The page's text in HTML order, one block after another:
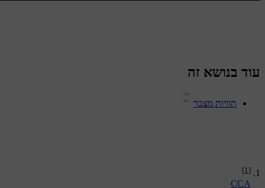
[1]
CCA
עוד בנושא זה
תוויות מצבר